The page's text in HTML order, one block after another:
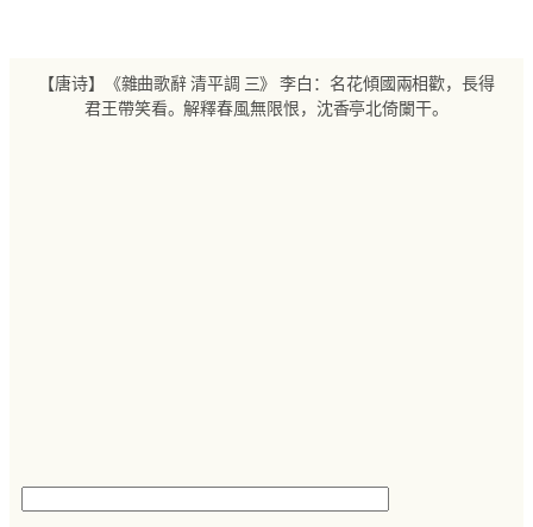
【唐诗】《雜曲歌辭 清平調 三》 李白：名花傾國兩相歡，長得
君王帶笑看。解釋春風無限恨，沈香亭北倚闌干。